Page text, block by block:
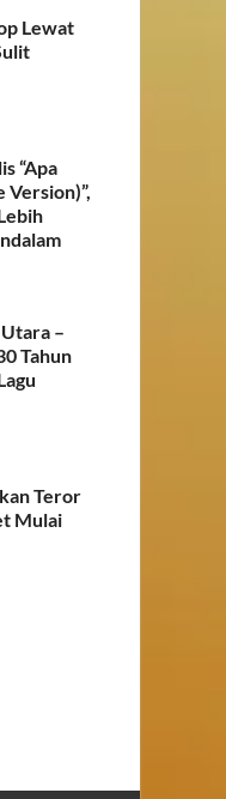
Lewat
“Apa
–
Tahun
Teror
Mulai